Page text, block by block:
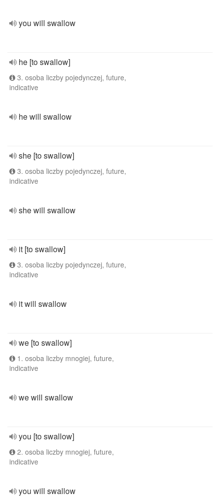
you will swallow
he [to swallow]
3. osoba liczby pojedynczej, future,
indicative
he will swallow
she [to swallow]
3. osoba liczby pojedynczej, future,
indicative
she will swallow
it [to swallow]
3. osoba liczby pojedynczej, future,
indicative
it will swallow
we [to swallow]
1. osoba liczby mnogiej, future,
indicative
we will swallow
you [to swallow]
2. osoba liczby mnogiej, future,
indicative
you will swallow